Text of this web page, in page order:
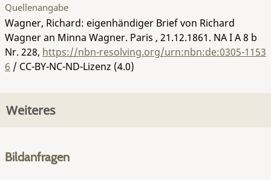
Quellenangabe
Wagner, Richard: eigenhändiger Brief von Richard
Wagner an Minna Wagner. Paris , 21.12.1861. NA I A 8 b
Nr. 228, https://nbn-resolving.org/urn:nbn:de:0305-1153
6 / CC-BY-NC-ND-Lizenz (4.0)
Weiteres
Bildanfragen